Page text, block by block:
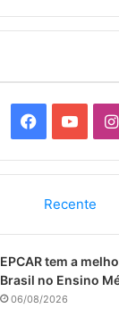
a
b
o
o
u
I
Recente
EPCAR tem a
Brasil no Ensino
06/08/2026